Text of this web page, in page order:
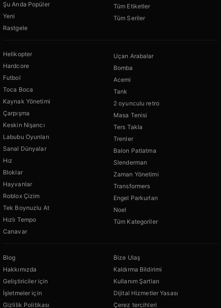
Şu Anda Popüler
Yeni
Rastgele
Tüm Etiketler
Tüm Seriler
Helikopter
Hardcore
Futbol
Toca Boca
Kaynak Yönetimi
Çarpışma
Keskin Nişancı
Labubu Oyunları
Sanal Dünyalar
Hız
Bloklar
Hayvanlar
Roblox Çizim
Tek Boynuzlu At
Hızlı Tempo
Canavar
Uçan Arabalar
Bomba
Acemi
Tank
2 oyunculu retro
Masa Tenisi
Ters Takla
Trenler
Balon Patlatma
Slenderman
Zaman Yönetimi
Transformers
Engel Parkurları
Noel
Tüm Kategoriler
Blog
Hakkımızda
Geliştiriciler için
İşletmeler için
Gizlilik Politikası
Bize Ulaş
Kaldırma Bildirimi
Kullanım Şartları
Dijital Hizmetler Yasası
Çerez tercihleri